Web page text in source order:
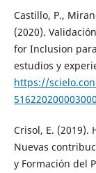
Castillo, P.,
(2020).
for Inclusion
estudios y
https://
Crisol, E. (2019).
Nuevas
y Formación del